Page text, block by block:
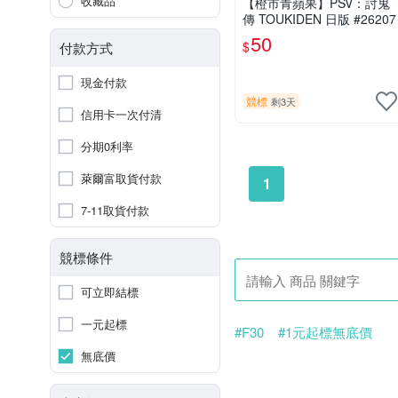
付款方式
現金付款
信用卡一次付清
分期0利率
萊爾富取貨付款
7-11取貨付款
競標條件
可立即結標
一元起標
無底價
傳 TOUKIDEN 日版 #26207
$50
競標 剩3天
1
#F30 #1元起標無底價